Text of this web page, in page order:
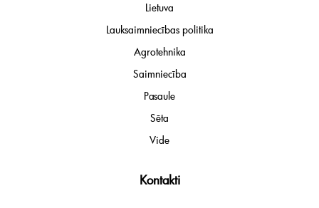
Lietuva
Lauksaimniecības politika
Agrotehnika
Saimniecība
Pasaule
Sēta
Vide
Kontakti